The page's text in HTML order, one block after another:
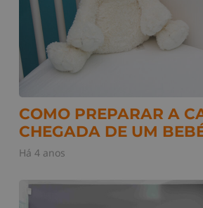
COMO PREPARAR A
CHEGADA DE UM
Há 4 anos